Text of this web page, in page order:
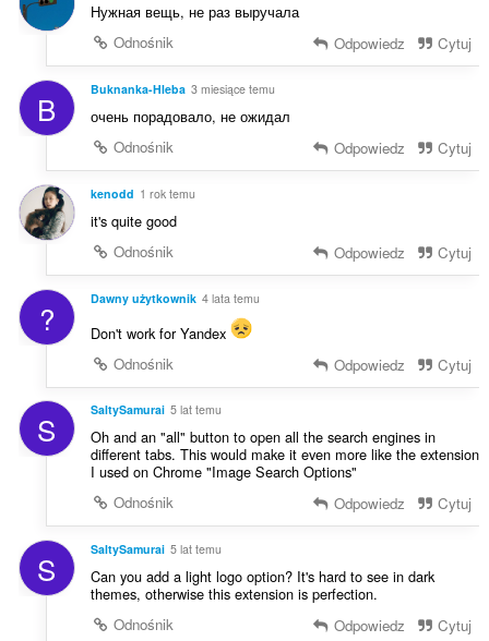
c
e
n
:
Нужная вещь, не раз выручала
Odnośnik
Odpowiedz Cytuj
B Buknanka-Hleba 3 miesiące temu
очень порадовало, не ожидал
Odnośnik
Odpowiedz Cytuj
kenodd 1 rok temu
it's quite good
Odnośnik
Odpowiedz Cytuj
? Dawny użytkownik 4 lata temu
Don't work for Yandex
Odnośnik
Odpowiedz Cytuj
S SaltySamurai 5 lat temu
Oh and an "all" button to open all the search engines in
different tabs. This would make it even more like the extension
I used on Chrome "Image Search Options"
Odnośnik
Odpowiedz Cytuj
S SaltySamurai 5 lat temu
Can you add a light logo option? It's hard to see in dark
themes, otherwise this extension is perfection.
Odnośnik
Odpowiedz Cytuj